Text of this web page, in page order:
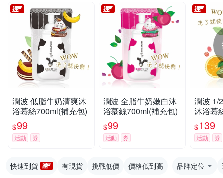
潤波 低脂牛奶清爽沐
浴慕絲700ml(補充包)
$99
活動 券
潤波 全脂牛奶嫩白沐
浴慕絲700ml(補充包)
$99
活動 券
潤波 1/
沐浴慕
$139
活動 券
快速到貨 有現貨 挑戰低價 價格低到高 品牌定位